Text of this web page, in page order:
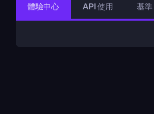
體驗中心 API 使用 基準